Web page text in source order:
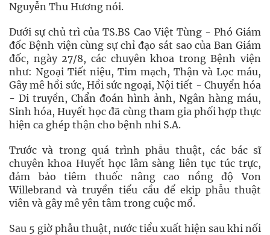
Nguyễn Thu Hương nói.
Dưới sự chủ trì của TS.BS Cao Việt Tùng - Phó Giám
đốc Bệnh viện cùng sự chỉ đạo sát sao của Ban Giám
đốc, ngày 27/8, các chuyên khoa trong Bệnh viện
như: Ngoại Tiết niệu, Tim mạch, Thận và Lọc máu,
Gây mê hồi sức, Hồi sức ngoại, Nội tiết - Chuyển hóa
- Di truyền, Chẩn đoán hình ảnh, Ngân hàng máu,
Sinh hóa, Huyết học đã cùng tham gia phối hợp thực
hiện ca ghép thận cho bệnh nhi S.A.
Trước và trong quá trình phẫu thuật, các bác sĩ
chuyên khoa Huyết học lâm sàng liên tục túc trực,
đảm bảo tiêm thuốc nâng cao nồng độ Von
Willebrand và truyền tiểu cầu để ekip phẫu thuật
viên và gây mê yên tâm trong cuộc mổ.
Sau 5 giờ phẫu thuật, nước tiểu xuất hiện sau khi nối